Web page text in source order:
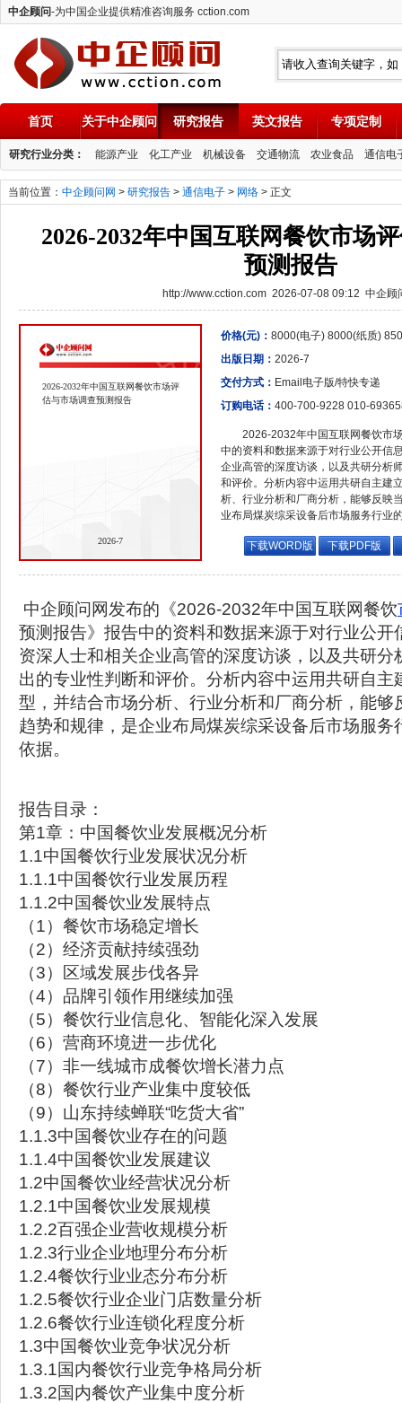
中企顾问-为中国企业提供精准咨询服务 cction.com
中企顾问
首页 关于中企顾问 研究报告 英文报告 专项定制
研究行业分类： 能源产业 化工产业 机械设备 交通物流 农业食品 通信电
当前位置： 中企顾问网 > 研究报告 > 通信电子 > 网络 > 正文
2026-2032年中国互联网餐饮市场
预测报告
http://www.cction.com 2026-07-08 09:12 中企顾
2026-2032年中国互联网餐饮市场评
估与市场调查预测报告
2026-7
价格(元)： 8000(电子) 8000(纸质)
出版日期： 2026-7
交付方式： Email电子版/特快专递
订购电话： 400-700-9228 010-
2026-2032年中国互联网餐饮市
中的资料和数据来源于对行业公开信
企业高管的深度访谈，以及共研分析
和评价。分析内容中运用共研自主建
析、行业分析和厂商分析，能够反映
业布局煤炭综采设备后市场服务行业
下载WORD版 下载PDF版
中企顾问网发布的《2026-2032年中国互联网餐饮
预测报告》报告中的资料和数据来源于对行业公开
资深人士和相关企业高管的深度访谈，以及共研分
出的专业性判断和评价。分析内容中运用共研自主
型，并结合市场分析、行业分析和厂商分析，能够
趋势和规律，是企业布局煤炭综采设备后市场服务
依据。
报告目录：
第1章：中国餐饮业发展概况分析
1.1中国餐饮行业发展状况分析
1.1.1中国餐饮行业发展历程
1.1.2中国餐饮业发展特点
（1）餐饮市场稳定增长
（2）经济贡献持续强劲
（3）区域发展步伐各异
（4）品牌引领作用继续加强
（5）餐饮行业信息化、智能化深入发展
（6）营商环境进一步优化
（7）非一线城市成餐饮增长潜力点
（8）餐饮行业产业集中度较低
（9）山东持续蝉联“吃货大省”
1.1.3中国餐饮业存在的问题
1.1.4中国餐饮业发展建议
1.2中国餐饮业经营状况分析
1.2.1中国餐饮业发展规模
1.2.2百强企业营收规模分析
1.2.3行业企业地理分布分析
1.2.4餐饮行业业态分布分析
1.2.5餐饮行业企业门店数量分析
1.2.6餐饮行业连锁化程度分析
1.3中国餐饮业竞争状况分析
1.3.1国内餐饮行业竞争格局分析
1.3.2国内餐饮产业集中度分析